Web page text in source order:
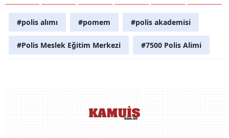
#polis alımı #pomem #polis akademisi
#Polis Meslek Eğitim Merkezi #7500 Polis Alimi